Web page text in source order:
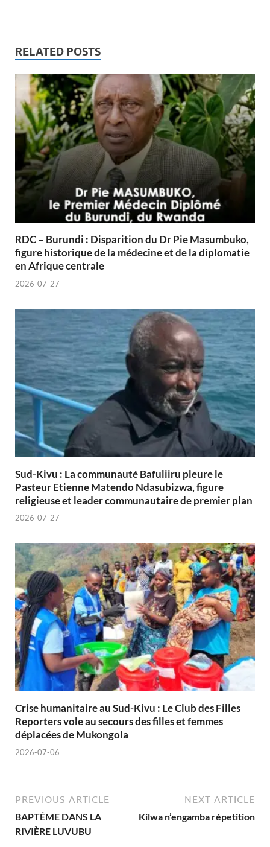
RELATED POSTS
RDC – Burundi : Disparition du Dr Pie Masumbuko,
figure historique de la médecine et de la diplomatie
en Afrique centrale
2026-07-27
Sud-Kivu : La communauté Bafuliiru pleure le
Pasteur Etienne Matendo Ndasubizwa, figure
religieuse et leader communautaire de premier plan
2026-07-27
Crise humanitaire au Sud-Kivu : Le Club des Filles
Reporters vole au secours des filles et femmes
déplacées de Mukongola
2026-07-06
PREVIOUS ARTICLE
BAPTÊME DANS LA
RIVIÈRE LUVUBU
NEXT ARTICLE
Kilwa n’engamba répetition